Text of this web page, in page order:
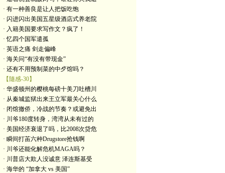
· 有一种善良是让人把饭吃饱
· 闪进闪出美国五星级酒店式养老院
· 入籍美国要求写作文？疯了！
· 忆四个国军遣孤
· 英语之痛 剑走偏峰
· 海关问“有没有带现金”
· 还有不用预制菜的中歺馆吗？
【隨感-30】
· 华盛顿州的樱桃每磅十美刀吐槽川
· 从秦城监狱出来王立军最关心什么
· 闭馆撤侨，冷战的节奏？或避免出
· 川爷180度转身，湾湾从未有过的
· 美国经济衰退了吗，比2008次贷危
· 瞬间打苖六种Drugstore抢钱啊
· 川爷还能化解危机MAGA吗？
· 川普店大欺人没诚意 泽连斯基受
· 海华的 “加拿大 vs 美国”